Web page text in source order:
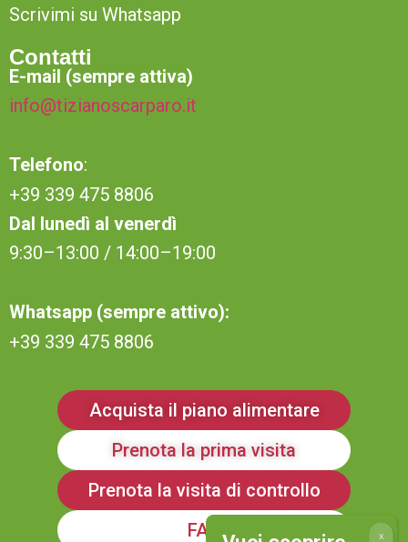
Scrivimi su Whatsapp
Contatti
E-mail (sempre attiva)
info@tizianoscarparo.it
Telefono:
+39 339 475 8806
Dal lunedì al venerdì
9:30–13:00 / 14:00–19:00
Whatsapp (sempre attivo):
+39 339 475 8806
Acquista il piano alimentare
Prenota la prima visita
Prenota la visita di controllo
FAQ